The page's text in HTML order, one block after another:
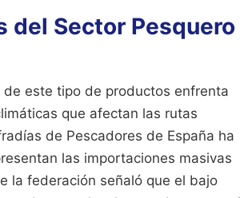
del Sector Pesquero
este tipo de productos enfrenta
que afectan las rutas
de Pescadores de España ha
las importaciones masivas
la federación señaló que el bajo